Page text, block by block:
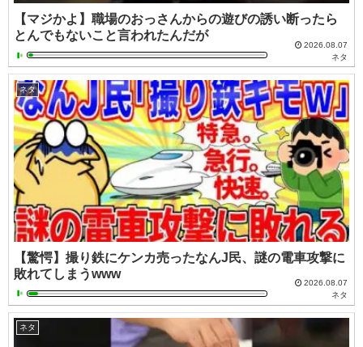
【マジかよ】職場のおっさんからの遊びの誘い断ったら
とんでもないこと言われたんだが
2026.08.07
ネタ
ネタ
【驚愕】撮り鉄にケンカ売ったなんJ民、謎の電車攻撃に
敗れてしまうwww
2026.08.07
ネタ
ネタ